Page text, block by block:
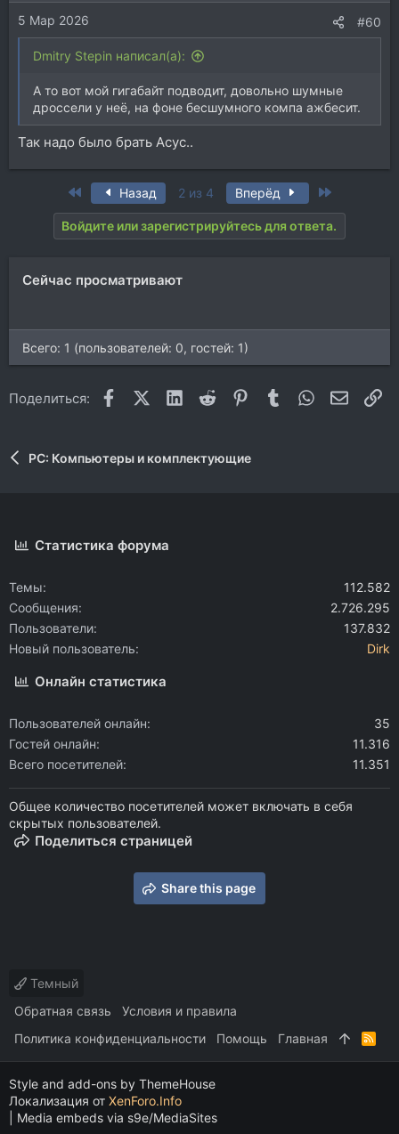
5 Мар 2026 #60
Dmitry Stepin написал(а):
А то вот мой гигабайт подводит, довольно шумные
дроссели у неё, на фоне бесшумного компа ажбесит.
Так надо было брать Асус..
First Назад 2 из 4 Вперёд
Войдите или зарегистрируйтесь для ответа.
Сейчас просматривают
Всего: 1 (пользователей: 0, гостей: 1)
Поделиться: FacebookX (Twitter)
LinkedIn
Reddit Pinterest
Tumblr WhatsApp
PC: Компьютеры и комплектующие
Статистика форума
Темы
112.582
Сообщения
2.726.295
Пользователи
137.832
Новый пользователь
Dirk
Онлайн статистика
Пользователей онлайн
35
Гостей онлайн
11.316
Всего посетителей
11.351
Общее количество посетителей может включать в себя
скрытых пользователей.
Поделиться страницей
Share this page
Темный
Обратная связь
Условия и правила
Политика конфиденциальности
Помощь Главная
R
S
Style and add-ons by ThemeHouse
Локализация от XenForo.Info
Media embeds via s9e/MediaSites